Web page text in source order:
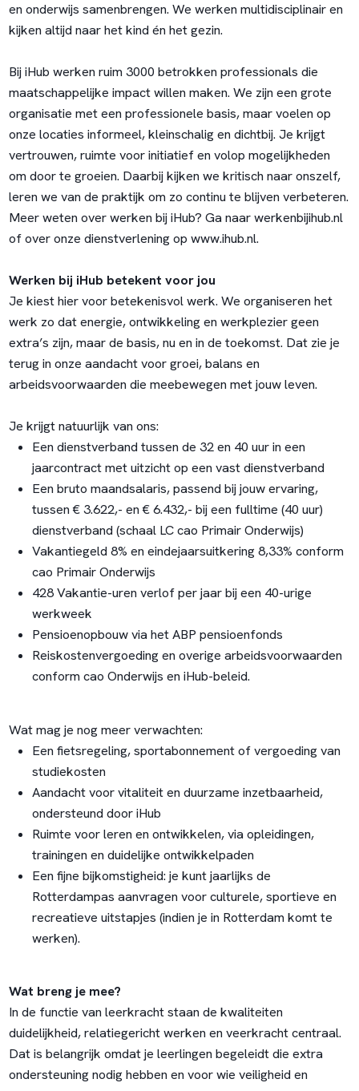
en onderwijs samenbrengen. We werken multidisciplinair en
kijken altijd naar het kind én het gezin.
Bij iHub werken ruim 3000 betrokken professionals die
maatschappelijke impact willen maken. We zijn een grote
organisatie met een professionele basis, maar voelen op
onze locaties informeel, kleinschalig en dichtbij. Je krijgt
vertrouwen, ruimte voor initiatief en volop mogelijkheden
om door te groeien. Daarbij kijken we kritisch naar onszelf,
leren we van de praktijk om zo continu te blijven verbeteren.
Meer weten over werken bij iHub? Ga naar werkenbijihub.nl
of over onze dienstverlening op www.ihub.nl.
Werken bij iHub betekent voor jou
Je kiest hier voor betekenisvol werk. We organiseren het
werk zo dat energie, ontwikkeling en werkplezier geen
extra’s zijn, maar de basis, nu en in de toekomst. Dat zie je
terug in onze aandacht voor groei, balans en
arbeidsvoorwaarden die meebewegen met jouw leven.
Je krijgt natuurlijk van ons:
Een dienstverband tussen de 32 en 40 uur in een
jaarcontract met uitzicht op een vast dienstverband
Een bruto maandsalaris, passend bij jouw ervaring,
tussen € 3.622,- en € 6.432,- bij een fulltime (40 uur)
dienstverband (schaal LC cao Primair Onderwijs)
Vakantiegeld 8% en eindejaarsuitkering 8,33% conform
cao Primair Onderwijs
428 Vakantie-uren verlof per jaar bij een 40-urige
werkweek
Pensioenopbouw via het ABP pensioenfonds
Reiskostenvergoeding en overige arbeidsvoorwaarden
conform cao Onderwijs en iHub-beleid.
Wat mag je nog meer verwachten:
Een fietsregeling, sportabonnement of vergoeding van
studiekosten
Aandacht voor vitaliteit en duurzame inzetbaarheid,
ondersteund door iHub
Ruimte voor leren en ontwikkelen, via opleidingen,
trainingen en duidelijke ontwikkelpaden
Een fijne bijkomstigheid: je kunt jaarlijks de
Rotterdampas aanvragen voor culturele, sportieve en
recreatieve uitstapjes (indien je in Rotterdam komt te
werken).
Wat breng je mee?
In de functie van leerkracht staan de kwaliteiten
duidelijkheid, relatiegericht werken en veerkracht centraal.
Dat is belangrijk omdat je leerlingen begeleidt die extra
ondersteuning nodig hebben en voor wie veiligheid en